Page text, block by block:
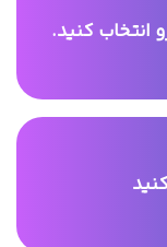
انتخاب کنید.